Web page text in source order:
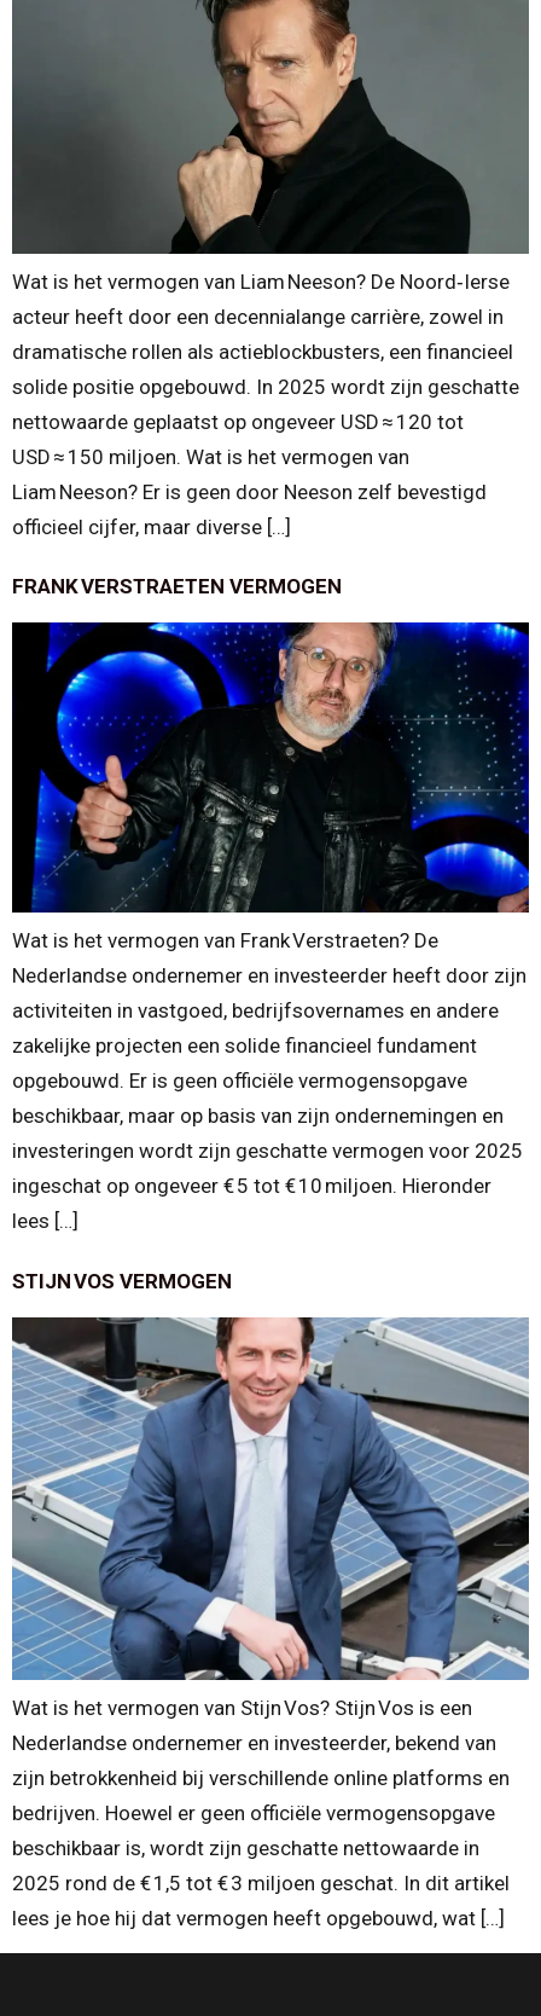
Wat is het vermogen van Liam Neeson? De Noord‑Ierse
acteur heeft door een decennialange carrière, zowel in
dramatische rollen als actieblockbusters, een financieel
solide positie opgebouwd. In 2025 wordt zijn geschatte
nettowaarde geplaatst op ongeveer USD ≈ 120 tot
USD ≈ 150 miljoen. Wat is het vermogen van
Liam Neeson? Er is geen door Neeson zelf bevestigd
officieel cijfer, maar diverse […]
FRANK VERSTRAETEN VERMOGEN
Wat is het vermogen van Frank Verstraeten? De
Nederlandse ondernemer en investeerder heeft door zijn
activiteiten in vastgoed, bedrijfsovernames en andere
zakelijke projecten een solide financieel fundament
opgebouwd. Er is geen officiële vermogensopgave
beschikbaar, maar op basis van zijn ondernemingen en
investeringen wordt zijn geschatte vermogen voor 2025
ingeschat op ongeveer € 5 tot € 10 miljoen. Hieronder
lees […]
STIJN VOS VERMOGEN
Wat is het vermogen van Stijn Vos? Stijn Vos is een
Nederlandse ondernemer en investeerder, bekend van
zijn betrokkenheid bij verschillende online platforms en
bedrijven. Hoewel er geen officiële vermogensopgave
beschikbaar is, wordt zijn geschatte nettowaarde in
2025 rond de € 1,5 tot € 3 miljoen geschat. In dit artikel
lees je hoe hij dat vermogen heeft opgebouwd, wat […]